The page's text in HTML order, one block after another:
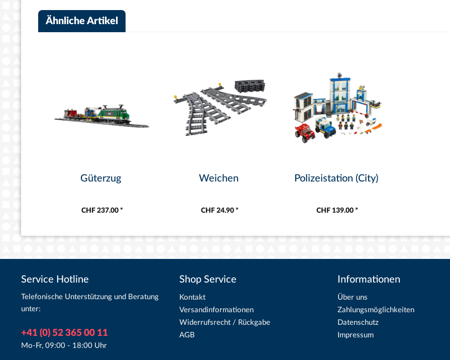
Ähnliche Artikel
Güterzug
CHF 237.00 *
Weichen
CHF 24.90 *
Polizeistation (City)
CHF 139.00 *
Service Hotline
Telefonische Unterstützung und Beratung
unter:
+41 (0) 52 365 00 11
Mo-Fr, 09:00 - 18:00 Uhr
Shop Service
Kontakt
Versandinformationen
Widerrufsrecht / Rückgabe
AGB
Informationen
Über uns
Zahlungsmöglichkeiten
Datenschutz
Impressum